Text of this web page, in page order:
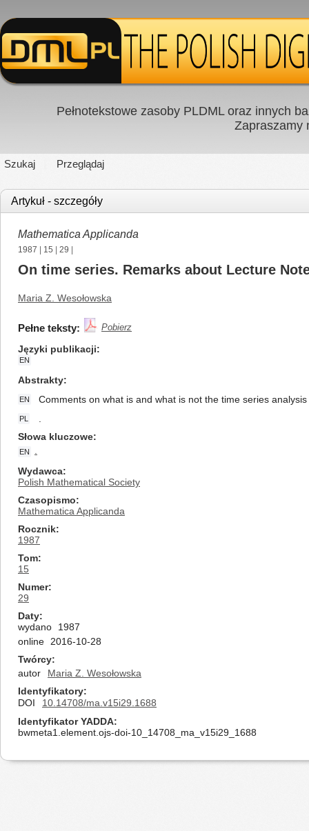
Pełnotekstowe zasoby PLDML oraz innych
Zapraszamy
Szukaj Przeglądaj
Artykuł - szczegóły
Mathematica Applicanda
1987 15 29
On time series. Remarks about Lecture
Maria Z. Wesołowska
Pełne teksty: Pobierz
Języki publikacji
EN
Abstrakty
EN Comments on what is and what is not the time series
PL
Słowa kluczowe
EN
Wydawca
Polish Mathematical Society
Czasopismo
Mathematica Applicanda
Rocznik
1987
Tom
15
Numer
29
Daty
wydano
1987
online
2016-10-28
Twórcy
autor
Maria Z. Wesołowska
Identyfikatory
DOI
10.14708/ma.v15i29.1688
Identyfikator YADDA
bwmeta1.element.ojs-doi-10_14708_ma_v15i29_1688